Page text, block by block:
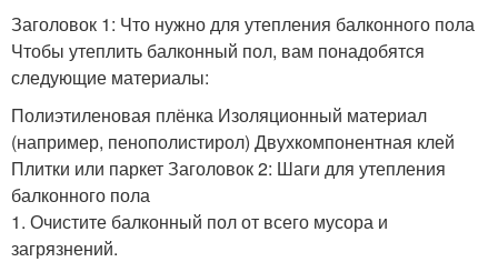
Заголовок 1: Что нужно для утепления балконного пола
Чтобы утеплить балконный пол, вам понадобятся
следующие материалы:
Полиэтиленовая плёнка Изоляционный материал
(например, пенополистирол) Двухкомпонентная клей
Плитки или паркет Заголовок 2: Шаги для утепления
балконного пола
1. Очистите балконный пол от всего мусора и
загрязнений.